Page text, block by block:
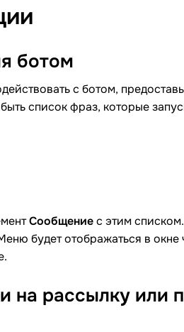
ботом
с ботом,
список фраз, которые
Сообщениес этим
будет отображаться в окне
на рассылку или